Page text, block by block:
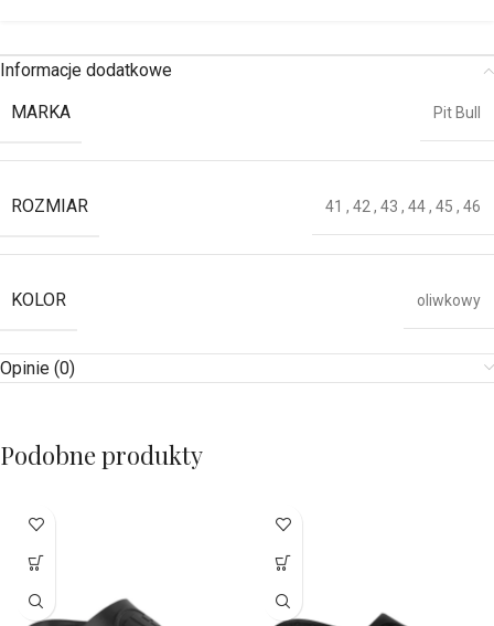
Informacje dodatkowe
MARKA
Pit Bull
ROZMIAR 41 , 42, 43 , 44, 45 , 46
KOLOR oliwkowy
Opinie (0)
Podobne produkty